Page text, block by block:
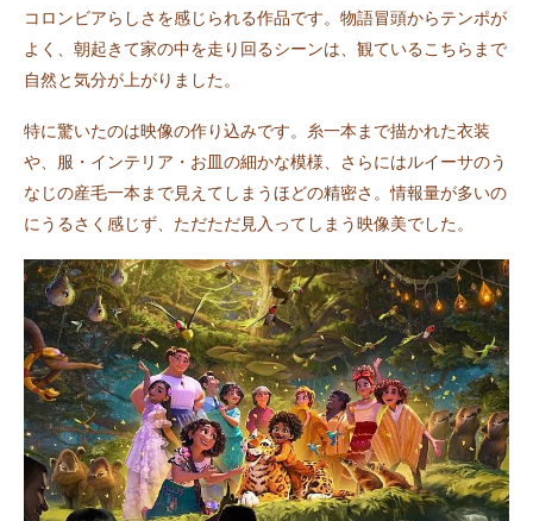
コロンビアらしさを感じられる作品です。物語冒頭からテンポが
よく、朝起きて家の中を走り回るシーンは、観ているこちらまで
自然と気分が上がりました。
特に驚いたのは映像の作り込みです。糸一本まで描かれた衣装
や、服・インテリア・お皿の細かな模様、さらにはルイーサのう
なじの産毛一本まで見えてしまうほどの精密さ。情報量が多いの
にうるさく感じず、ただただ見入ってしまう映像美でした。